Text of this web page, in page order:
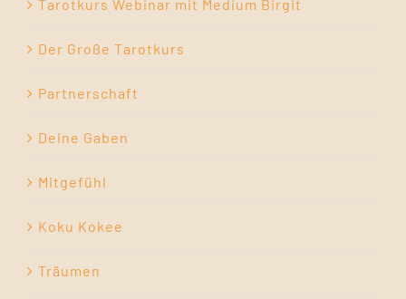
Tarotkurs Webinar mit Medium Birgit
Der Große Tarotkurs
Partnerschaft
Deine Gaben
Mitgefühl
Koku Kokee
Träumen